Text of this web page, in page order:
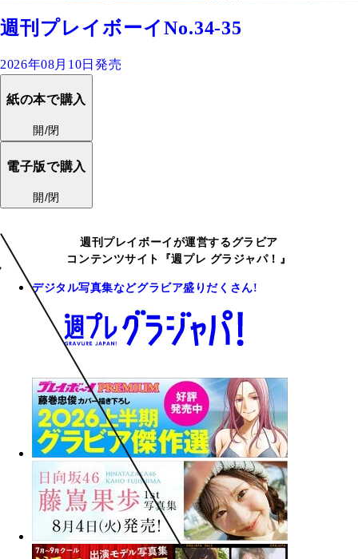
週刊プレイボーイNo.34-35
2026年08月10日発売
紙の本で購入
開/閉
電子版で購入
開/閉
週刊プレイボーイが運営するグラビア
コンテンツサイト『週プレ グラジャパ！』
デジタル写真集などグラビア盛りだくさん!